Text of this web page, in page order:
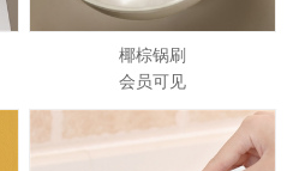
椰棕锅刷
会员可见